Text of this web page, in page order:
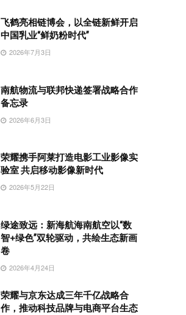
飞鹤亮相链博会，以全链新鲜开启
中国乳业“鲜奶粉时代”
2026年7月3日
南航物流与联邦快递签署战略合作
备忘录
2026年6月3日
荣耀携手阿莱打造电影工业影像实
验室 共启移动影像新时代
2026年5月22日
绿途致远：新海航海南航空以“数
智+绿色”双轮驱动，共绘生态新画
卷
2026年4月24日
荣耀与京东达成三年千亿战略合
作，推动科技品牌与电商平台生态